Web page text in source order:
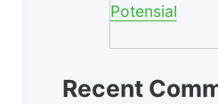
Potensial
Recent